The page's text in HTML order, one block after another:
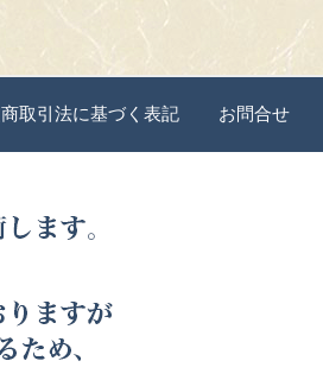
取引法に基づく表記 お問合せ